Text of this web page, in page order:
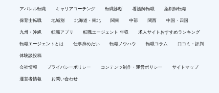
アパレル転職 キャリアコーチング 転職診断 看護師転職 薬剤師転職
保育士転職 地域別 北海道・東北 関東 中部 関西 中国・四国
九州・沖縄 転職アプリ 転職エージェント 年収 求人サイトおすすめランキング
転職エージェントとは 仕事辞めたい 転職ノウハウ 転職コラム 口コミ・評判
体験談投稿
会社情報 プライバシーポリシー コンテンツ制作・運営ポリシー サイトマップ
運営者情報 お問い合わせ